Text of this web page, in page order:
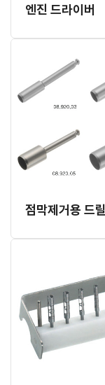
엔진 드라이버
점막제거용 드릴